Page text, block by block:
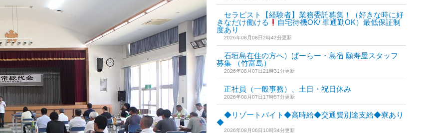
セラピスト【経験者】業務委託募集！（好きな時に好
きなだけ働ける
自宅待機OK/ 車通勤OK）最低保証制
度あり
2026年08月08日2時42分更新
石垣島在住の方へ）ぱーらー・島宿 願寿屋スタッフ
募集 （竹富島）
2026年08月07日21時31分更新
正社員（一般事務）、土日・祝日休み
2026年08月07日17時57分更新
◆リゾートバイト◆高時給◆交通費別途支給◆寮あり
◆
2026年08月06日10時34分更新